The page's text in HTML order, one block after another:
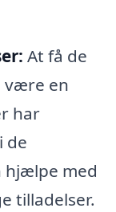
At få de
være en
har
de
hjælpe med
tilladelser.